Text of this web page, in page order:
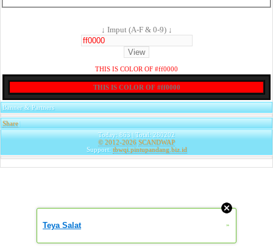
↓ Imput (A-F & 0-9) ↓
THIS IS COLOR OF #ff0000
THIS IS COLOR OF #ff0000
Banner & Partners
Share|
Today: 863 | Total: 280202
© 2012-2026 SCANDWAP
Support: tbwqi.pintupandang.biz.id
Teya Salat »